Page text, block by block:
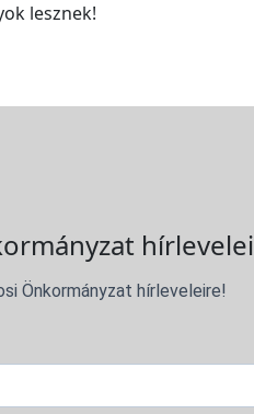
lesznek!
hírlevelei
Önkormányzat hírleveleire!